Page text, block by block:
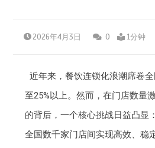
2026年4月3日 0 1分钟
近年来，餐饮连锁化浪潮席卷
至25%以上。然而，在门店数量
的背后，一个核心挑战日益凸显
全国数千家门店间实现高效、稳